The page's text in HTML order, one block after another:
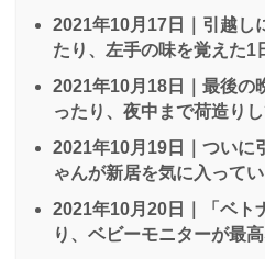
2021年10月17日｜引越し
たり、左手の味を覚えた1
2021年10月18日｜最後の
ったり、夜中まで荷造り
2021年10月19日｜ついに
ゃんが新居を気に入ってい
2021年10月20日｜「ベト
り、ベビーモニターが最高